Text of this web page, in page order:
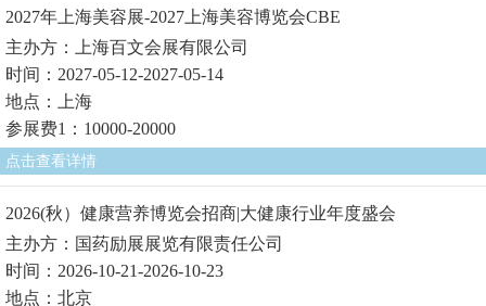
2027年上海美容展-2027上海美容博览会CBE
主办方：上海百文会展有限公司
时间：2027-05-12-2027-05-14
地点：上海
参展费1：10000-20000
点击查看详情
2026(秋）健康营养博览会招商|大健康行业年度盛会
主办方：国药励展展览有限责任公司
时间：2026-10-21-2026-10-23
地点：北京